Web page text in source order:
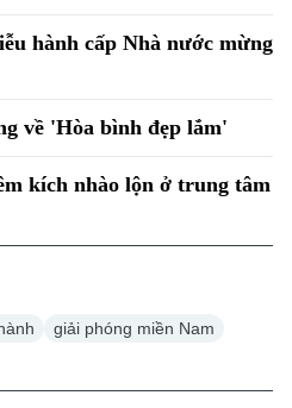
hành cấp Nhà nước mừng
về 'Hòa bình đẹp lắm'
kích nhào lộn ở trung tâm
giải phóng miền Nam